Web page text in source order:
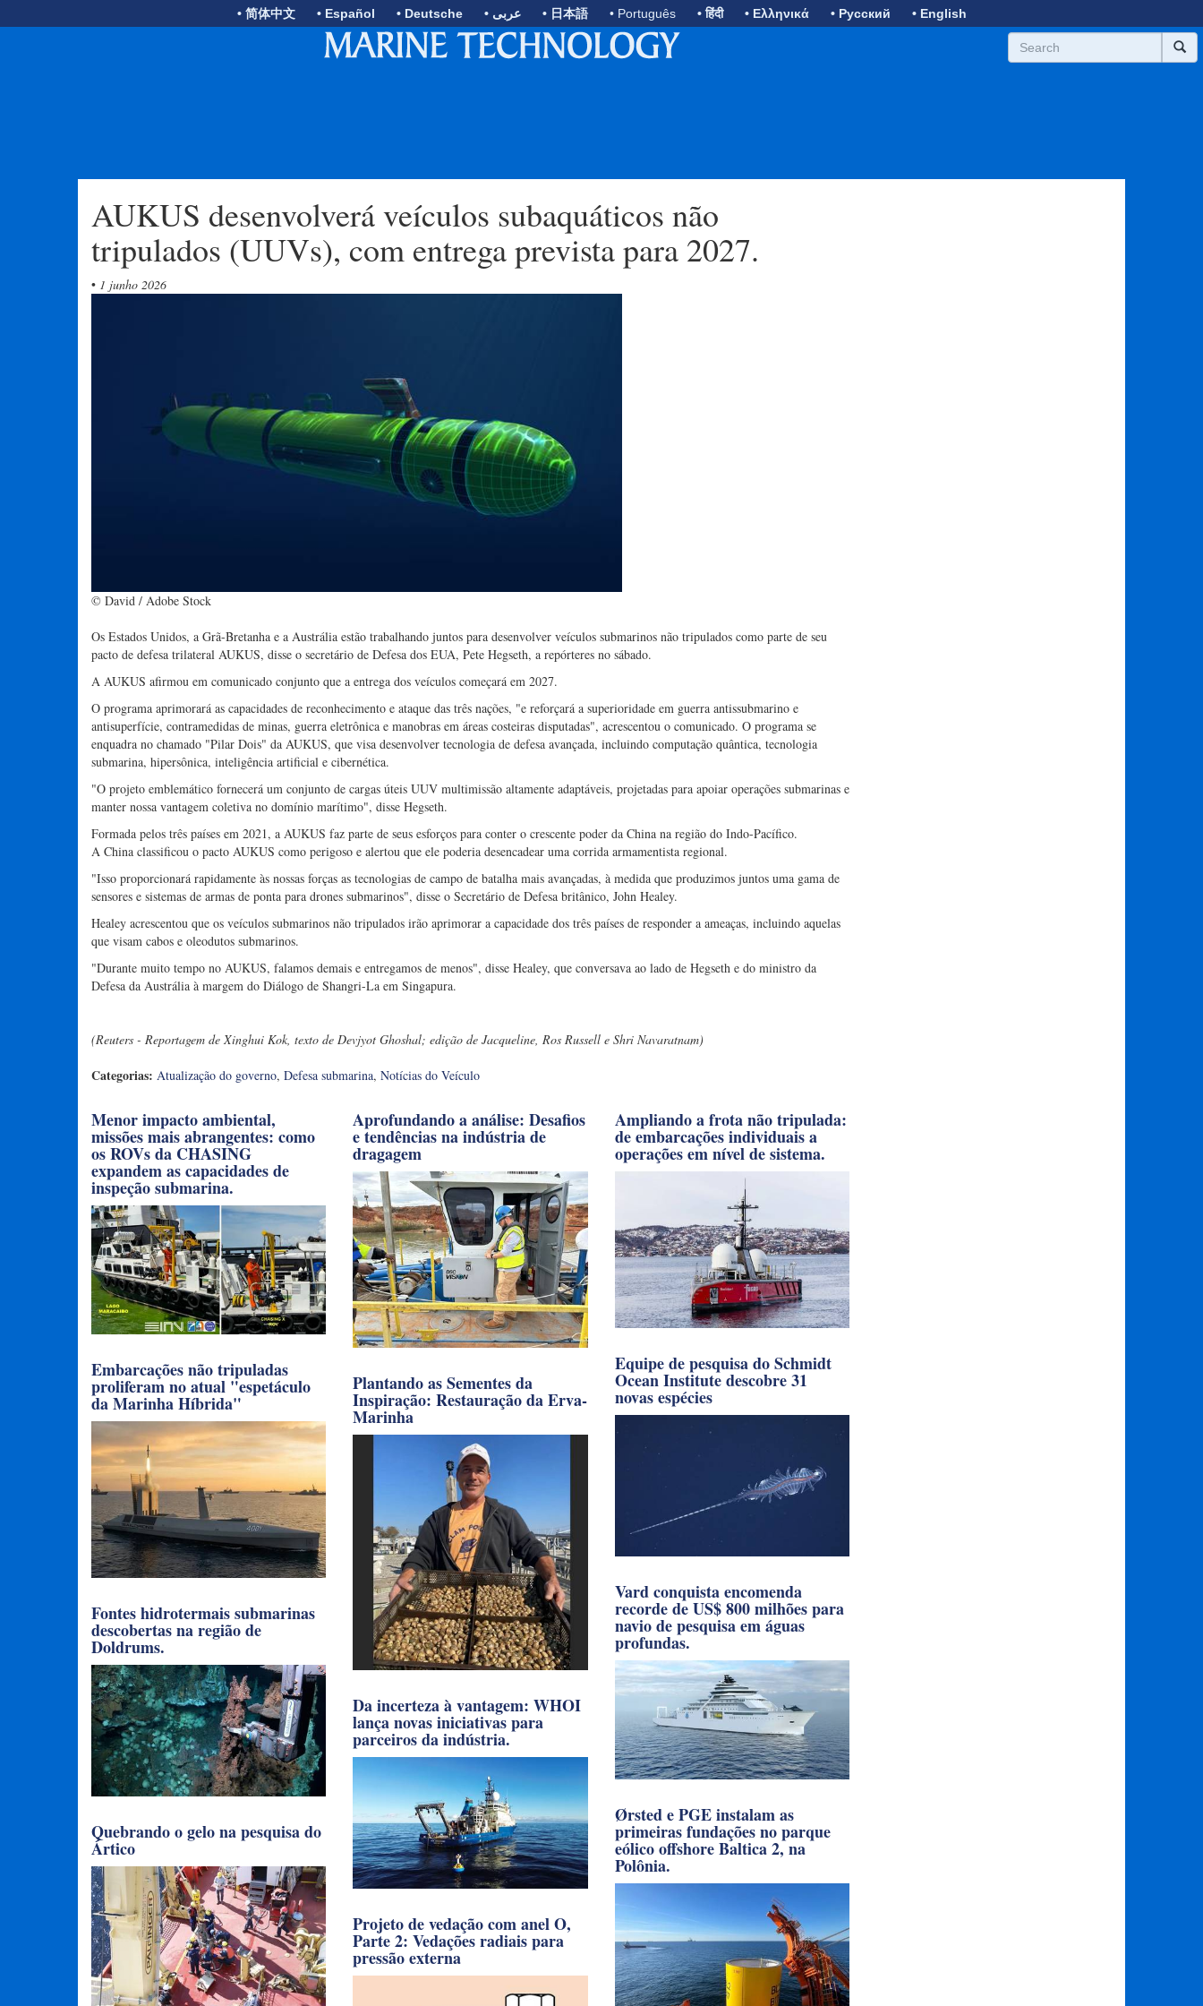
• 简体中文 • Español • Deutsche • عربى • 日本語 • Português • हिंदी • Ελληνικά • Русский • English
AUKUS desenvolverá veículos subaquáticos não
tripulados (UUVs), com entrega prevista para 2027.
• 1 junho 2026
© David / Adobe Stock
Os Estados Unidos, a Grã-Bretanha e a Austrália estão trabalhando juntos para desenvolver veículos submarinos não tripulados como parte de seu
pacto de defesa trilateral AUKUS, disse o secretário de Defesa dos EUA, Pete Hegseth, a repórteres no sábado.
A AUKUS afirmou em comunicado conjunto que a entrega dos veículos começará em 2027.
O programa aprimorará as capacidades de reconhecimento e ataque das três nações, "e reforçará a superioridade em guerra antissubmarino e
antisuperfície, contramedidas de minas, guerra eletrônica e manobras em áreas costeiras disputadas", acrescentou o comunicado. O programa se
enquadra no chamado "Pilar Dois" da AUKUS, que visa desenvolver tecnologia de defesa avançada, incluindo computação quântica, tecnologia
submarina, hipersônica, inteligência artificial e cibernética.
"O projeto emblemático fornecerá um conjunto de cargas úteis UUV multimissão altamente adaptáveis, projetadas para apoiar operações submarinas e
manter nossa vantagem coletiva no domínio marítimo", disse Hegseth.
Formada pelos três países em 2021, a AUKUS faz parte de seus esforços para conter o crescente poder da China na região do Indo-Pacífico.
A China classificou o pacto AUKUS como perigoso e alertou que ele poderia desencadear uma corrida armamentista regional.
"Isso proporcionará rapidamente às nossas forças as tecnologias de campo de batalha mais avançadas, à medida que produzimos juntos uma gama de
sensores e sistemas de armas de ponta para drones submarinos", disse o Secretário de Defesa britânico, John Healey.
Healey acrescentou que os veículos submarinos não tripulados irão aprimorar a capacidade dos três países de responder a ameaças, incluindo aquelas
que visam cabos e oleodutos submarinos.
"Durante muito tempo no AUKUS, falamos demais e entregamos de menos", disse Healey, que conversava ao lado de Hegseth e do ministro da
Defesa da Austrália à margem do Diálogo de Shangri-La em Singapura.
(Reuters - Reportagem de Xinghui Kok, texto de Devjyot Ghoshal; edição de Jacqueline, Ros Russell e Shri Navaratnam)
Categorias: Atualização do governo, Defesa submarina, Notícias do Veículo
Menor impacto ambiental,
missões mais abrangentes: como
os ROVs da CHASING
expandem as capacidades de
inspeção submarina.
Embarcações não tripuladas
proliferam no atual "espetáculo
da Marinha Híbrida"
Fontes hidrotermais submarinas
descobertas na região de
Doldrums.
Quebrando o gelo na pesquisa do
Ártico
Aprofundando a análise: Desafios
e tendências na indústria de
dragagem
Plantando as Sementes da
Inspiração: Restauração da Erva-
Marinha
Da incerteza à vantagem: WHOI
lança novas iniciativas para
parceiros da indústria.
Projeto de vedação com anel O,
Parte 2: Vedações radiais para
pressão externa
Ampliando a frota não tripulada:
de embarcações individuais a
operações em nível de sistema.
Equipe de pesquisa do Schmidt
Ocean Institute descobre 31
novas espécies
Vard conquista encomenda
recorde de US$ 800 milhões para
navio de pesquisa em águas
profundas.
Ørsted e PGE instalam as
primeiras fundações no parque
eólico offshore Baltica 2, na
Polônia.